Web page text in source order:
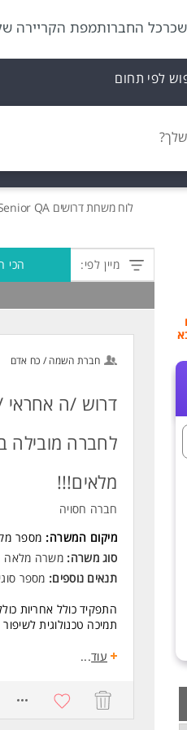
שכרכל החברותמפת הקריירה
לפי תחום
לוח משרותדרושים
מיין לפי: הכי
חברת השמה / כח אדם
דרוש /ה אחראי /
לחברה מובילה
מלאים!!!
חברה חסויה
מיקום המשרה: מספר
סוג משרה: משרה מלאה
תנאים נוספים: מספר
התפקיד כולל אחריות
תמיכה טכנולוגית לשיפור
הובלת תהליכי איכות,
עוד...